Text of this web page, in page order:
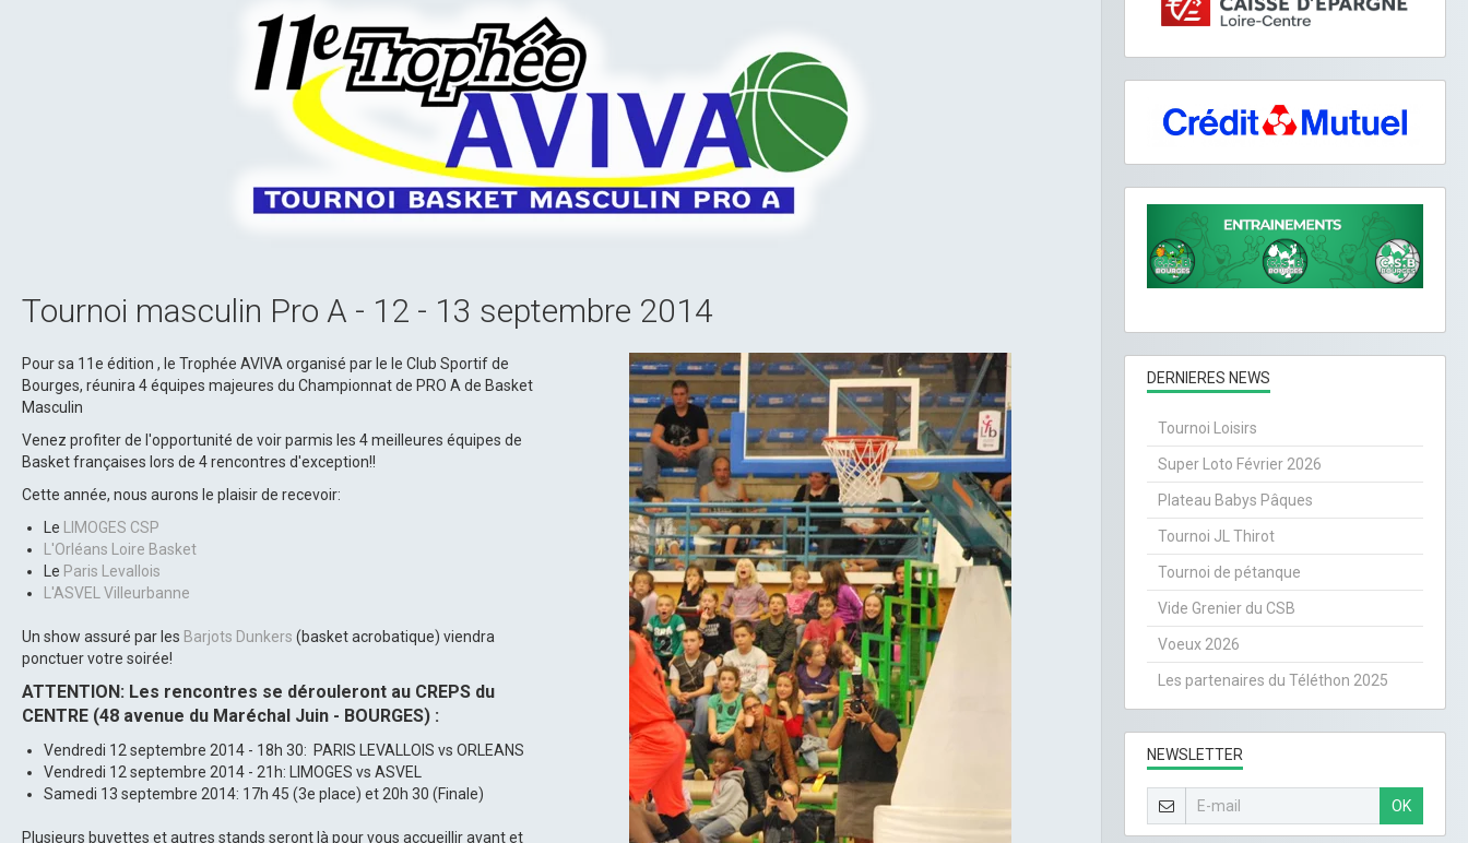
Tournoi masculin Pro A - 12 - 13 septembre 2014
Pour sa 11e édition , le Trophée AVIVA organisé par le le Club Sportif de
Bourges, réunira 4 équipes majeures du Championnat de PRO A de Basket
Masculin
Venez profiter de l'opportunité de voir parmis les 4 meilleures équipes de
Basket françaises lors de 4 rencontres d'exception!!
Cette année, nous aurons le plaisir de recevoir:
Le
LIMOGES CSP
L'Orléans Loire Basket
Le Paris Levallois
L'ASVEL Villeurbanne
Un show assuré par les Barjots Dunkers (basket acrobatique) viendra
ponctuer votre soirée!
ATTENTION: Les rencontres se dérouleront au CREPS du
CENTRE (48 avenue du Maréchal Juin - BOURGES) :
Vendredi 12 septembre 2014 - 18h 30: PARIS LEVALLOIS vs ORLEANS
Vendredi 12 septembre 2014 - 21h: LIMOGES vs ASVEL
Samedi 13 septembre 2014: 17h 45 (3e place) et 20h 30 (Finale)
Plusieurs buvettes et autres stands seront là pour vous accueillir avant et
DERNIERES NEWS
Tournoi Loisirs
Super Loto Février 2026
Plateau Babys Pâques
Tournoi JL Thirot
Tournoi de pétanque
Vide Grenier du CSB
Voeux 2026
Les partenaires du Téléthon 2025
NEWSLETTER
OK